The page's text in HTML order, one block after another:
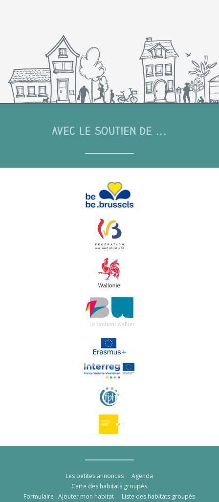
Avec le soutien de ...
Les petites annonces
Agenda
Carte des habitats groupés
Formulaire : Ajouter mon habitat
Liste des habitats groupés